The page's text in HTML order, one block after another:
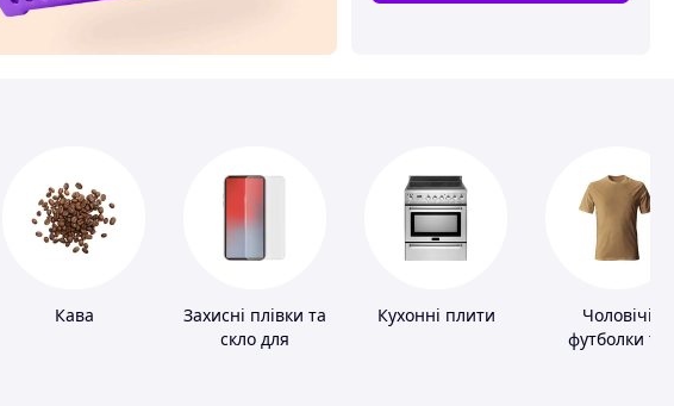
Кава
Захисні плівки та
скло для
Кухонні плити
Чоловічі
футболки та